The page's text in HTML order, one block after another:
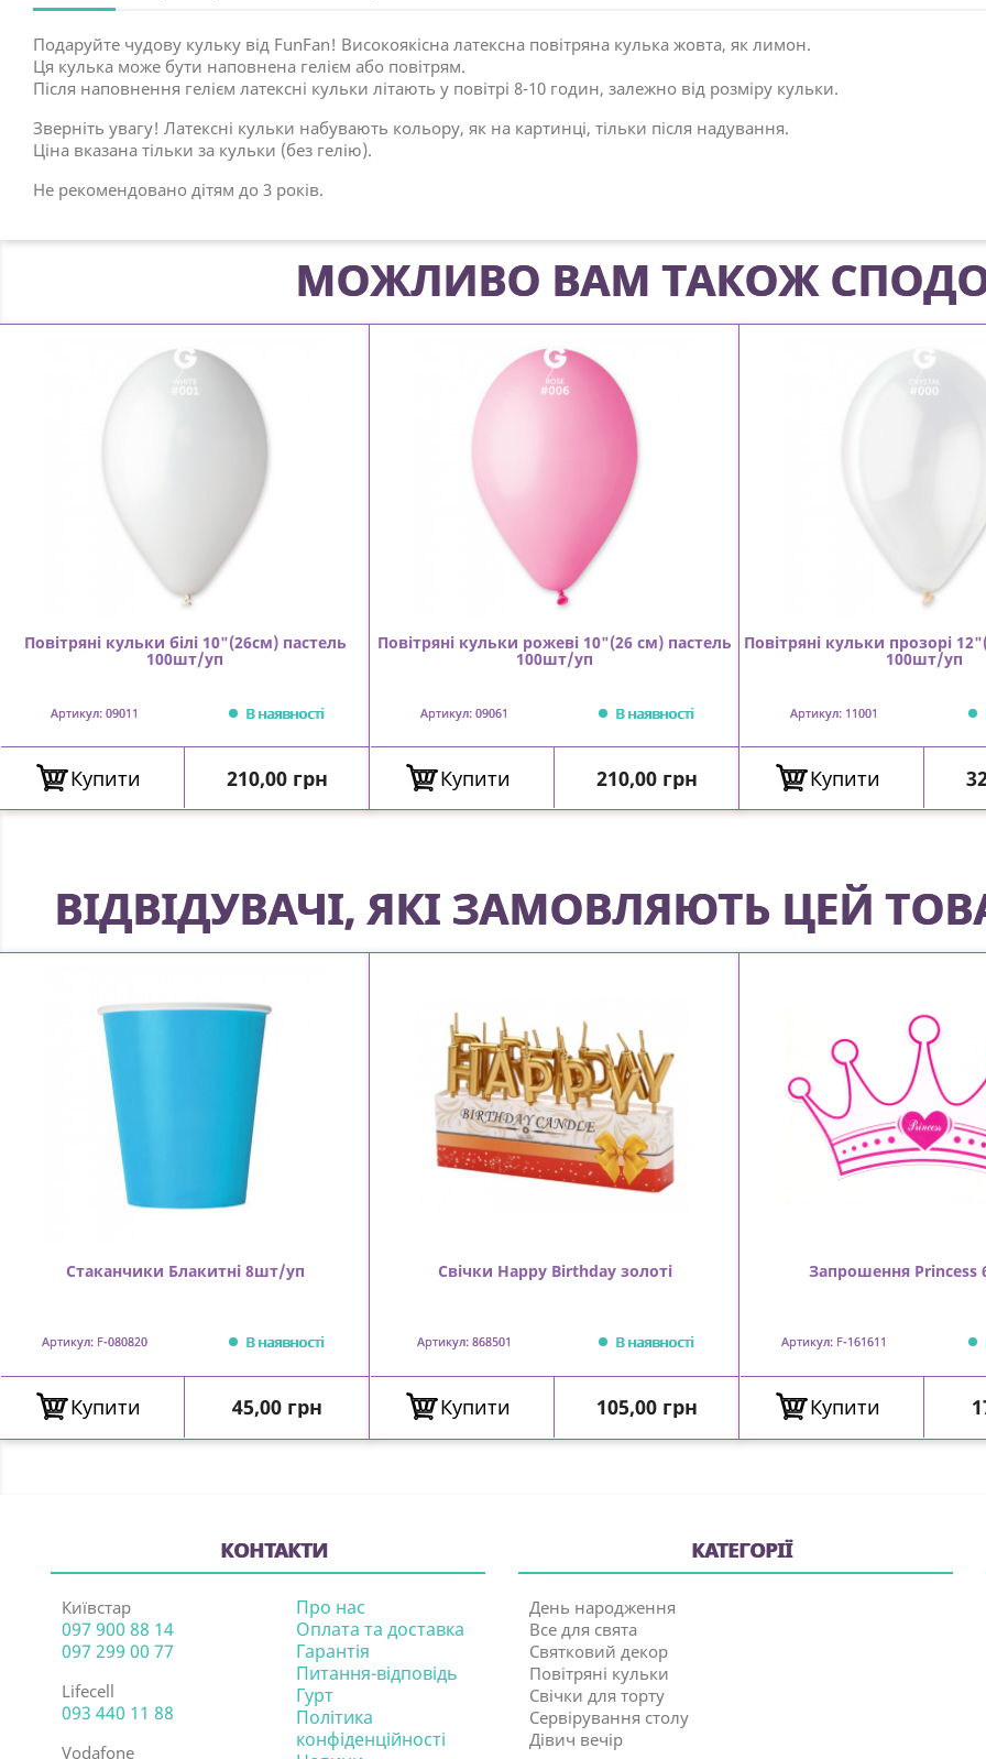
Подаруйте чудову кульку від FunFan! Високоякісна латексна повітряна кулька жовта, як лимон.
Ця кулька може бути наповнена гелієм або повітрям.
Після наповнення гелієм латексні кульки літають у повітрі 8-10 годин, залежно від розміру кульки.
Зверніть увагу! Латексні кульки набувають кольору, як на картинці, тільки після надування.
Ціна вказана тільки за кульки (без гелію).
Не рекомендовано дітям до 3 років.
МОЖЛИВО ВАМ ТАКОЖ
Повітряні кульки білі 10"(26см) пастель
100шт/уп
Артикул: 09011 В наявності
Купити Ціна
210,00 грн
Повітряні кульки рожеві 10"(26 см) пастель
100шт/уп
Артикул: 09061 В наявності
Купити Ціна
210,00 грн
Повітряні кульки прозорі
100шт/уп
Артикул: 11001
Купити
ВІДВІДУВАЧІ, ЯКІ ЗАМОВЛЯЮТЬ ЦЕЙ
Стаканчики Блакитні 8шт/уп
Артикул: F-080820 В наявності
Купити Ціна
45,00 грн
Свічки Happy Birthday золоті
Артикул: 868501 В наявності
Купити Ціна
105,00 грн
Запрошення Princess
Артикул: F-161611
Купити
КОНТАКТИ
Київстар
097 900 88 14
097 299 00 77
Lifecell
093 440 11 88
Vodafone
Про нас
Оплата та доставка
Гарантія
Питання-відповідь
Гурт
Політика
конфіденційності
КАТЕГОРІЇ
День народження
Все для свята
Святковий декор
Повітряні кульки
Свічки для торту
Сервірування столу
Дівич вечір